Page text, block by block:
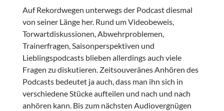
Auf Rekordwegen unterwegs der Podcast diesmal
von seiner Länge her. Rund um Videobeweis,
Torwartdiskussionen, Abwehrproblemen,
Trainerfragen, Saisonperspektiven und
Lieblingspodcasts blieben allerdings auch viele
Fragen zu diskutieren. Zeitsouveränes Anhören des
Podcasts bedeutet ja auch, dass man ihn sich in
verschiedene Stücke aufteilen und nach und nach
anhören kann. Bis zum nächsten Audiovergnügen